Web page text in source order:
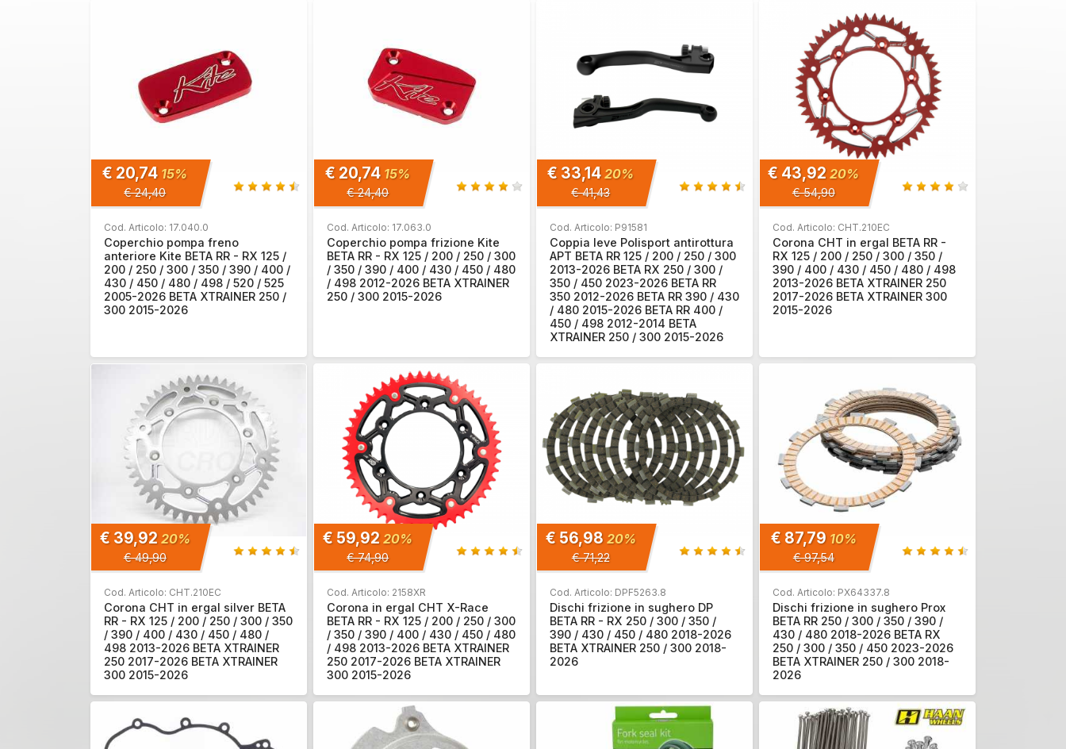
€ 20,74 15%
€ 24,40
Cod. Articolo: 17.040.0
Coperchio pompa freno
anteriore Kite BETA RR - RX 125 /
200 / 250 / 300 / 350 / 390 / 400 /
430 / 450 / 480 / 498 / 520 / 525
2005-2026 BETA XTRAINER 250 /
300 2015-2026
€ 20,74 15%
€ 24,40
Cod. Articolo: 17.063.0
Coperchio pompa frizione Kite
BETA RR - RX 125 / 200 / 250 / 300
/ 350 / 390 / 400 / 430 / 450 / 480
/ 498 2012-2026 BETA XTRAINER
250 / 300 2015-2026
€ 33,1420%
€ 41,43
Cod. Articolo: P91581
Coppia leve Polisport antirottura
APT BETA RR 125 / 200 / 250 / 300
2013-2026 BETA RX 250 / 300 /
350 / 450 2023-2026 BETA RR
350 2012-2026 BETA RR 390 / 430
/ 480 2015-2026 BETA RR 400 /
450 / 498 2012-2014 BETA
XTRAINER 250 / 300 2015-2026
€ 43,9220%
€ 54,90
Cod. Articolo: CHT.210EC
Corona CHT in ergal BETA RR -
RX 125 / 200 / 250 / 300 / 350 /
390 / 400 / 430 / 450 / 480 / 498
2013-2026 BETA XTRAINER 250
2017-2026 BETA XTRAINER 300
2015-2026
€ 39,92 20%
€ 49,90
Cod. Articolo: CHT.210EC
Corona CHT in ergal silver BETA
RR - RX 125 / 200 / 250 / 300 / 350
/ 390 / 400 / 430 / 450 / 480 /
498 2013-2026 BETA XTRAINER
250 2017-2026 BETA XTRAINER
300 2015-2026
€ 59,9220%
€ 74,90
Cod. Articolo: 2158XR
Corona in ergal CHT X-Race
BETA RR - RX 125 / 200 / 250 / 300
/ 350 / 390 / 400 / 430 / 450 / 480
/ 498 2013-2026 BETA XTRAINER
250 2017-2026 BETA XTRAINER
300 2015-2026
€ 56,98 20%
€ 71,22
Cod. Articolo: DPF5263.8
Dischi frizione in sughero DP
BETA RR - RX 250 / 300 / 350 /
390 / 430 / 450 / 480 2018-2026
BETA XTRAINER 250 / 300 2018-
2026
€ 87,79 10%
€ 97,54
Cod. Articolo: PX64337.8
Dischi frizione in sughero Prox
BETA RR 250 / 300 / 350 / 390 /
430 / 480 2018-2026 BETA RX
250 / 300 / 350 / 450 2023-2026
BETA XTRAINER 250 / 300 2018-
2026